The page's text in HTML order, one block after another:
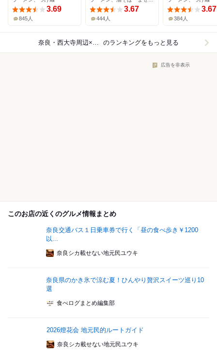
3.69
845人
3.67
444人
3.67
384人
奈良・西大寺周辺×ラーメン のランキングをもっと見る
広告を非表示
このお店の近くのグルメ情報まとめ
奈良交通バス１日乗車券で行く「昼の食べ歩き￥1200
以...
奈良シカ載せない地元民ユウキ
奈良県のかき氷で涼む夏！ひんやり贅沢スイーツ巡り10
選
食べログまとめ編集部
2026燈花会 地元民的ルートガイド
奈良シカ載せない地元民ユウキ